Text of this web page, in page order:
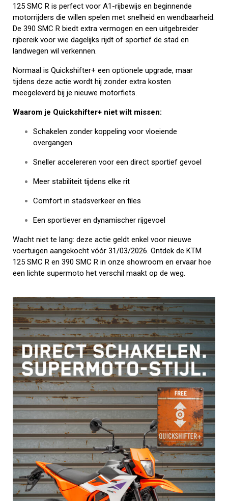
125 SMC R is perfect voor A1-rijbewijs en beginnende
motorrijders die willen spelen met snelheid en wendbaarheid.
De 390 SMC R biedt extra vermogen en een uitgebreider
rijbereik voor wie dagelijks rijdt of sportief de stad en
landwegen wil verkennen.
Normaal is Quickshifter+ een optionele upgrade, maar
tijdens deze actie wordt hij zonder extra kosten
meegeleverd bij je nieuwe motorfiets.
Waarom je Quickshifter+ niet wilt missen:
Schakelen zonder koppeling voor vloeiende
overgangen
Sneller accelereren voor een direct sportief gevoel
Meer stabiliteit tijdens elke rit
Comfort in stadsverkeer en files
Een sportiever en dynamischer rijgevoel
Wacht niet te lang: deze actie geldt enkel voor nieuwe
voertuigen aangekocht vóór 31/03/2026. Ontdek de KTM
125 SMC R en 390 SMC R in onze showroom en ervaar hoe
een lichte supermoto het verschil maakt op de weg.